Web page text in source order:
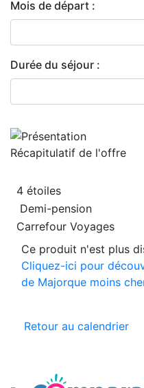
Mois de départ :
Durée du séjour :
Récapitulatif de l'offre
4 étoiles
Demi-pension
Carrefour Voyages
Ce produit n'est plus
Cliquez-ici pour
de Majorque moins
Retour au calendrier